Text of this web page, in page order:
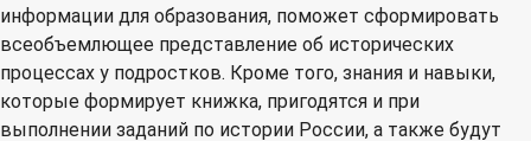
информации для образования, поможет сформировать
всеобъемлющее представление об исторических
процессах у подростков. Кроме того, знания и навыки,
которые формирует книжка, пригодятся и при
выполнении заданий по истории России, а также будут